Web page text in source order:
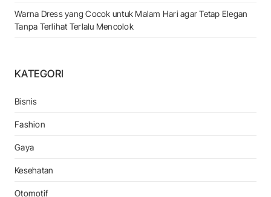
Warna Dress yang Cocok untuk Malam Hari agar Tetap Elegan
Tanpa Terlihat Terlalu Mencolok
KATEGORI
Bisnis
Fashion
Gaya
Kesehatan
Otomotif